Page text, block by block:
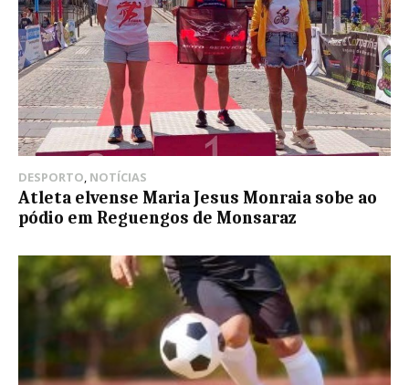
DESPORTO NOTÍCIAS
Atleta elvense Maria Jesus Monraia sobe ao
pódio em Reguengos de Monsaraz